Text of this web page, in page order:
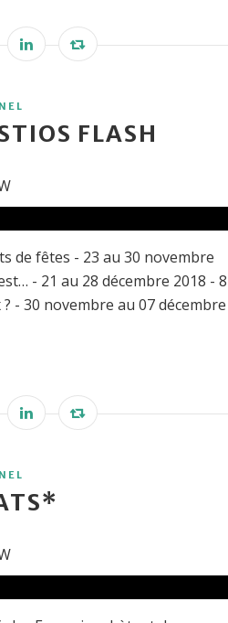
FLASH
de fêtes - 23 au 30 novembre
- 21 au 28 décembre 2018 - 8
- 30 novembre au 07 décembre